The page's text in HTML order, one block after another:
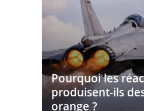
Pourquoi les
produisent-ils
orange ?